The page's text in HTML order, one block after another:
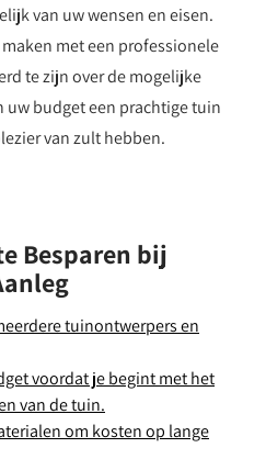
van uw wensen en eisen.
met een professionele
te zijn over de mogelijke
budget een prachtige tuin
van zult hebben.
Besparen bij
tuinontwerpers en
voordat je begint met het
van de tuin.
om kosten op lange